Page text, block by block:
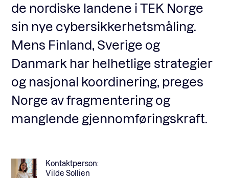
de nordiske landene i TEK Norge
sin nye cybersikkerhetsmåling.
Mens Finland, Sverige og
Danmark har helhetlige strategier
og nasjonal koordinering, preges
Norge av fragmentering og
manglende gjennomføringskraft.
Kontaktperson:
Vilde Sollien